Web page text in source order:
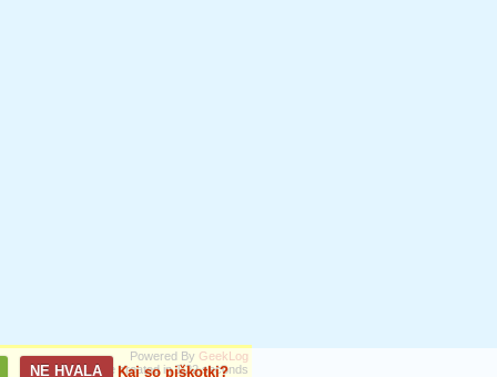
Powered By GeekLog
Page created in 1,22 seconds
NE HVALA Kaj so piškotki?